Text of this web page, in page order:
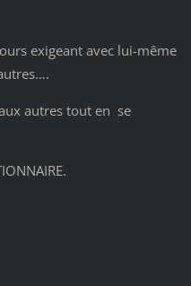
exigeant avec lui-même
autres tout en se